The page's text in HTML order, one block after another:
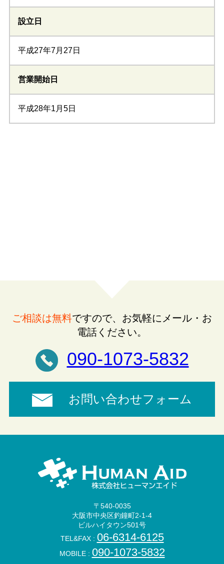
設立日
平成27年7月27日
営業開始日
平成28年1月5日
ご相談は無料ですので、お気軽にメール・お
電話ください。
090-1073-5832
お問い合わせフォーム
〒540-0035
大阪市中央区釣鐘町2-1-4
ビルハイタウン501号
TEL&FAX : 06-6314-6125
MOBILE : 090-1073-5832